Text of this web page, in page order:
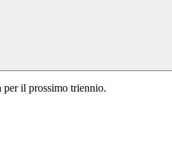
per il prossimo triennio.